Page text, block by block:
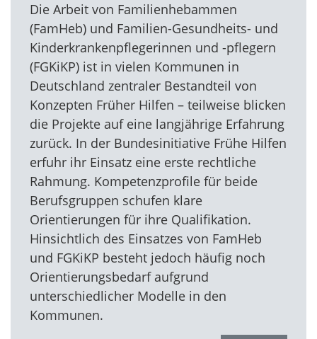
Die Arbeit von Familienhebammen
(FamHeb) und Familien-Gesundheits- und
Kinderkrankenpflegerinnen und -pflegern
(FGKiKP) ist in vielen Kommunen in
Deutschland zentraler Bestandteil von
Konzepten Früher Hilfen – teilweise blicken
die Projekte auf eine langjährige Erfahrung
zurück. In der Bundesinitiative Frühe Hilfen
erfuhr ihr Einsatz eine erste rechtliche
Rahmung. Kompetenzprofile für beide
Berufsgruppen schufen klare
Orientierungen für ihre Qualifikation.
Hinsichtlich des Einsatzes von FamHeb
und FGKiKP besteht jedoch häufig noch
Orientierungsbedarf aufgrund
unterschiedlicher Modelle in den
Kommunen.